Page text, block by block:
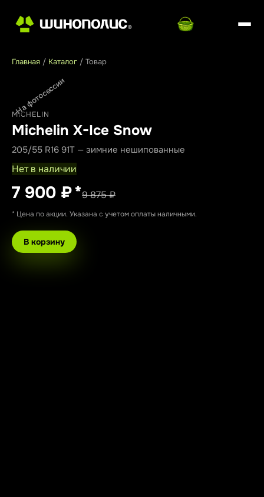
Главная / Каталог / Товар
На фотосессии
MICHELIN
Michelin X-Ice Snow
205/55 R16 91T — зимние нешипованные
Нет в наличии
7 900 ₽*9 875 ₽
* Цена по акции. Указана с учетом оплаты наличными.
В корзину